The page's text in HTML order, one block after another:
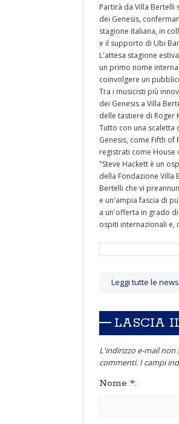
Partirà da Villa
dei Genesis,
stagione italiana, in
e il supporto di Ubi
L'attesa stagione
un primo nome
coinvolgere un
Tra i musicisti più
dei Genesis a Villa
delle tastiere di Roger
Tutto con una scaletta
Genesis, come Fifth
registrati come House
"Steve Hackett è un
della Fondazione Villa
Bertelli che vi
e un'ampia fascia di
a un'offerta in grado
ospiti internazionali e,
Leggi tutte le news
LASCIA
L'indirizzo e-mail non
commenti. I campi
Nome *: